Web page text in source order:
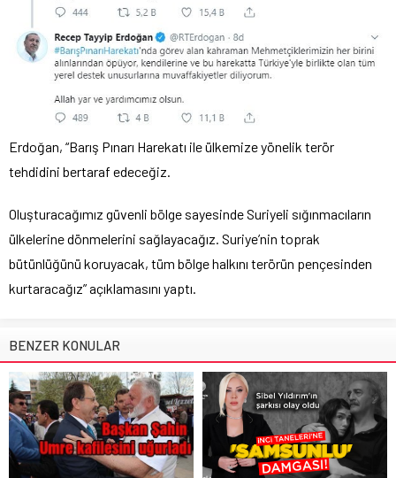
Erdoğan, “Barış Pınarı Harekatı ile ülkemize yönelik terör
tehdidini bertaraf edeceğiz.
Oluşturacağımız güvenli bölge sayesinde Suriyeli sığınmacıların
ülkelerine dönmelerini sağlayacağız. Suriye’nin toprak
bütünlüğünü koruyacak, tüm bölge halkını terörün pençesinden
kurtaracağız” açıklamasını yaptı.
BENZER KONULAR